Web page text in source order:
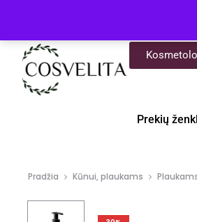
Prekių
Pradžia Kūnui, plaukams